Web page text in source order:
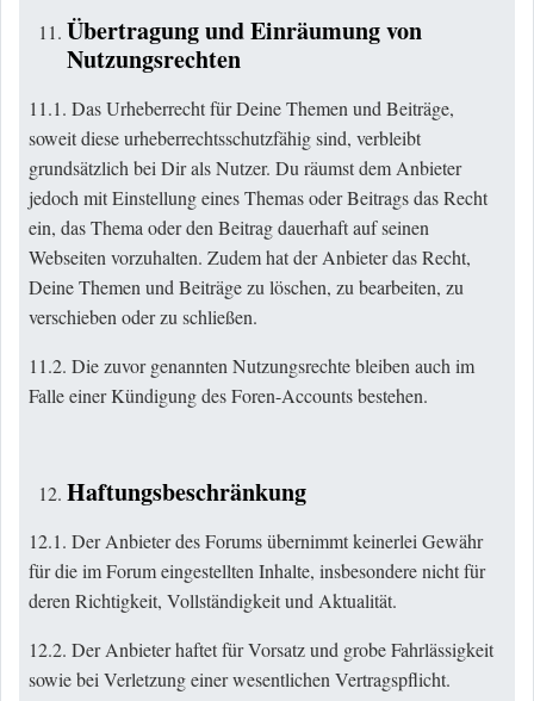
Übertragung und Einräumung von
Nutzungsrechten
11.1. Das Urheberrecht für Deine Themen und Beiträge,
soweit diese urheberrechtsschutzfähig sind, verbleibt
grundsätzlich bei Dir als Nutzer. Du räumst dem Anbieter
jedoch mit Einstellung eines Themas oder Beitrags das Recht
ein, das Thema oder den Beitrag dauerhaft auf seinen
Webseiten vorzuhalten. Zudem hat der Anbieter das Recht,
Deine Themen und Beiträge zu löschen, zu bearbeiten, zu
verschieben oder zu schließen.
11.2. Die zuvor genannten Nutzungsrechte bleiben auch im
Falle einer Kündigung des Foren-Accounts bestehen.
Haftungsbeschränkung
12.1. Der Anbieter des Forums übernimmt keinerlei Gewähr
für die im Forum eingestellten Inhalte, insbesondere nicht für
deren Richtigkeit, Vollständigkeit und Aktualität.
12.2. Der Anbieter haftet für Vorsatz und grobe Fahrlässigkeit
sowie bei Verletzung einer wesentlichen Vertragspflicht.